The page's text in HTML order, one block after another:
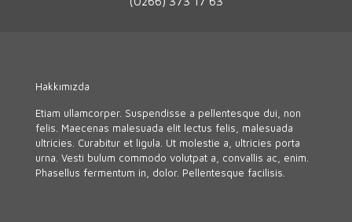
Hakkımızda
Etiam ullamcorper. Suspendisse a pellentesque dui, non
felis. Maecenas malesuada elit lectus felis, malesuada
ultricies. Curabitur et ligula. Ut molestie a, ultricies porta
urna. Vesti bulum commodo volutpat a, convallis ac, enim.
Phasellus fermentum in, dolor. Pellentesque facilisis.